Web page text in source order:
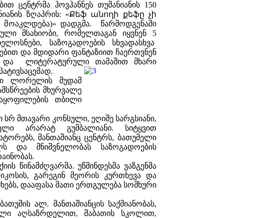
ცენტრმა ჰოვჰანნეს თუმანიანის 150
ზღაპრის: «Քեֆ անողի քեֆը չի
დადგმა. წარმოდგენაში
მსახიობი, რომელთაგან იყვნენ 5
საზოგადოების სხვადასხვა
და მდიდარი ფანტაზიით ჩაერთვნენ
და ლიტერატურული თამაშით მხარი
ლორელის მუდამ
მხურვალე
თბილი
სრ მთავარი კონსული, ეღიშე სარგსიანი,
არარატ გუმბალიანი. სიტყვით
მანთაშიანც ცენტრს, ბათუმელი
და მნიშვნელობას საზოგადოების
წინამძღვარმა. უწმინდესმა ვაზგენმა
გარეგინ მეორის კურთხევა და
დააფასა მათი ერთგულება სომხური
ალ. მანთაშიანცის საქმიანობას,
აღსაზრდელით, შაბათის სკოლით,